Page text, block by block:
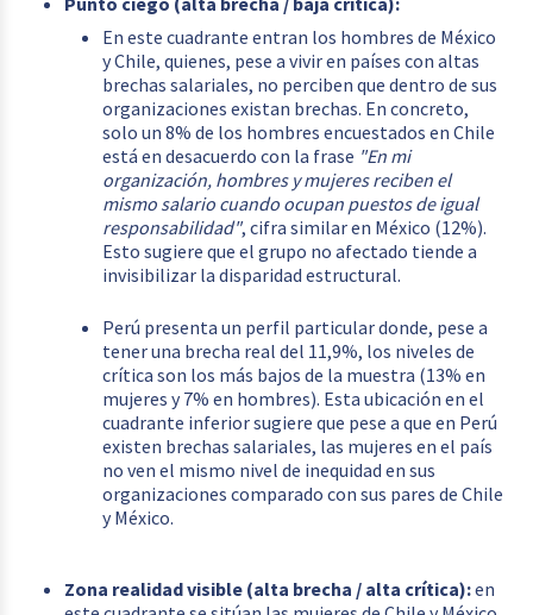
En este cuadrante entran los hombres de México
y Chile, quienes, pese a vivir en países con altas
brechas salariales, no perciben que dentro de sus
organizaciones existan brechas. En concreto,
solo un 8% de los hombres encuestados en Chile
está en desacuerdo con la frase "En mi
organización, hombres y mujeres reciben el
mismo salario cuando ocupan puestos de igual
responsabilidad", cifra similar en México (12%).
Esto sugiere que el grupo no afectado tiende a
invisibilizar la disparidad estructural.
Perú presenta un perfil particular donde, pese a
tener una brecha real del 11,9%, los niveles de
crítica son los más bajos de la muestra (13% en
mujeres y 7% en hombres). Esta ubicación en el
cuadrante inferior sugiere que pese a que en Perú
existen brechas salariales, las mujeres en el país
no ven el mismo nivel de inequidad en sus
organizaciones comparado con sus pares de Chile
y México.
Zona realidad visible (alta brecha / alta crítica):en